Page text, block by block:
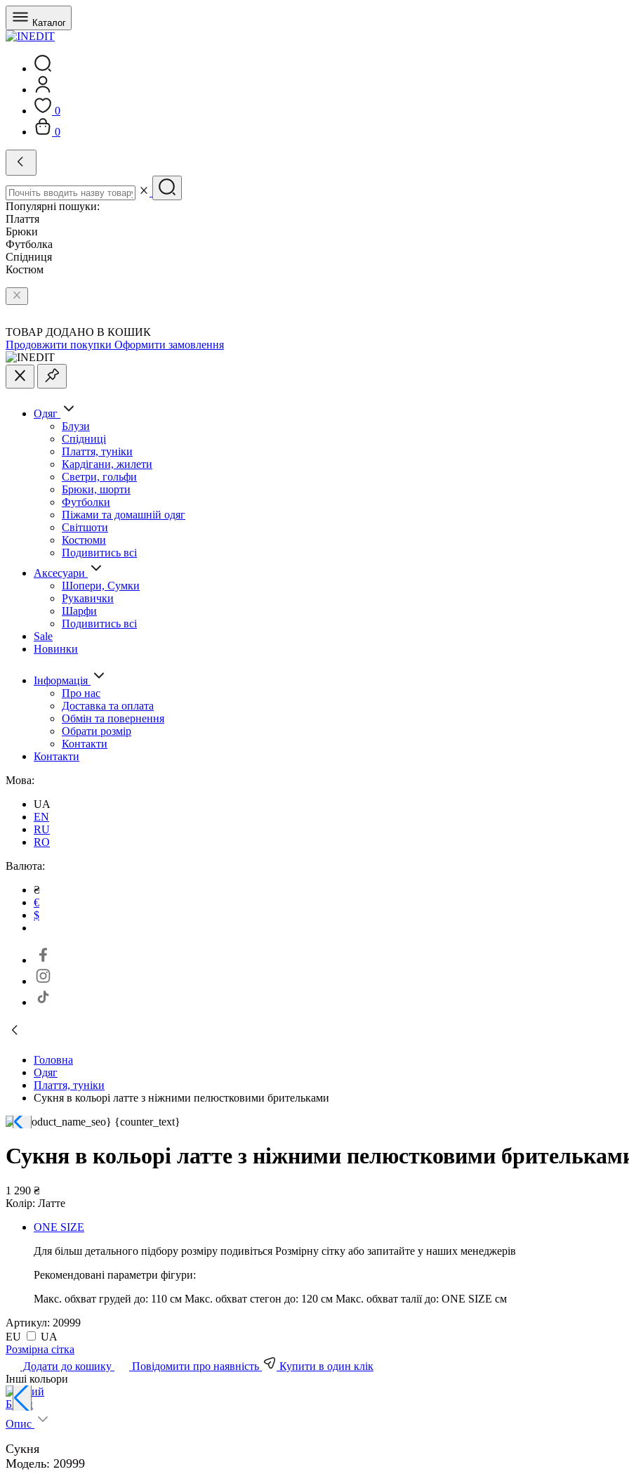
Каталог
0
0
Популярні пошуки:
Плаття
Брюки
Футболка
Спідниця
Костюм
ТОВАР ДОДАНО В КОШИК
Продовжити покупки Оформити замовлення
Одяг
Блузи
Спідниці
Плаття, туніки
Кардігани, жилети
Светри, гольфи
Брюки, шорти
Футболки
Піжами та домашній одяг
Світшоти
Костюми
Подивитись всі
Аксесуари
Шопери, Сумки
Рукавички
Шарфи
Подивитись всі
Sale
Новинки
Інформація
Про нас
Доставка та оплата
Обмін та повернення
Обрати розмір
Контакти
Контакти
Мова:
UA
EN
RU
RO
Валюта:
₴
€
$
Головна
Одяг
Плаття, туніки
Сукня в кольорі латте з ніжними пелюстковими брительками
Сукня в кольорі латте з ніжними пелюстковими
1 290 ₴
Колір: Латте
ONE SIZE
Для більш детального підбору розміру подивіться Розмірну сітку або запитайте у наших менеджерів
Рекомендовані параметри фігури:
Макс. обхват грудей до: 110 см Макс. обхват стегон до: 120 см Макс. обхват талії до: ONE SIZE см
Артикул: 20999
EU
UA
Pозмірна сітка
Додати до кошику
Повідомити про наявність
Купити в один клік
Інші кольори
Білий
Опис
Сукня
Модель: 20999